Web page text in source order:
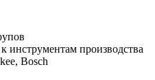
инструментам производства
Bosch